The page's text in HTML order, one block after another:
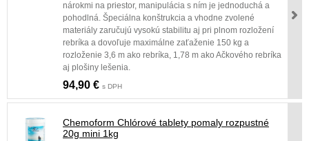
nárokmi na priestor, manipulácia s ním je jednoduchá a
pohodlná. Špeciálna konštrukcia a vhodne zvolené
materiály zaručujú vysokú stabilitu aj pri plnom rozložení
rebríka a dovoľuje maximálne zaťaženie 150 kg a
rozloženie 3,6 m ako rebríka, 1,78 m ako Ačkového rebríka
aj plošiny lešenia.
94,90 € s DPH
Chemoform Chlórové tablety pomaly rozpustné
20g mini 1kg